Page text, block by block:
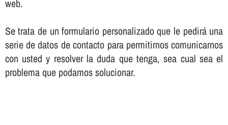
web.
Se trata de un formulario personalizado que le pedirá una
serie de datos de contacto para permitirnos comunicarnos
con usted y resolver la duda que tenga, sea cual sea el
problema que podamos solucionar.